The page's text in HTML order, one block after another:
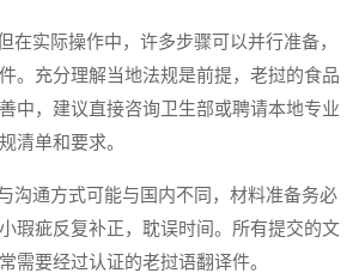
实际操作中，许多步骤可以并行准备，
。充分理解当地法规是前提，老挝的食品
中，建议直接咨询卫生部或聘请本地专业
清单和要求。
通方式可能与国内不同，材料准备务必
瑕疵反复补正，耽误时间。所有提交的文
需要经过认证的老挝语翻译件。